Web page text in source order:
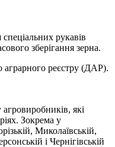
рукавів
зберігання зерна.
аграрного реєстру (ДАР).
які
Зокрема у
Миколаївській,
і Чернігівській